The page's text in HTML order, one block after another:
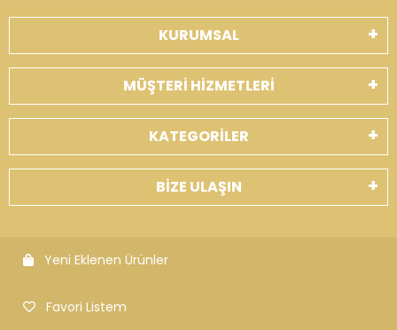
KURUMSAL
MÜŞTERİ HİZMETLERİ
KATEGORİLER
BİZE ULAŞIN
Yeni Eklenen Ürünler
Favori Listem